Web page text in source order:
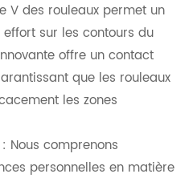
V des rouleaux permet un
sur les contours du
offre un contact
que les rouleaux
les zones
Nous comprenons
personnelles en matière